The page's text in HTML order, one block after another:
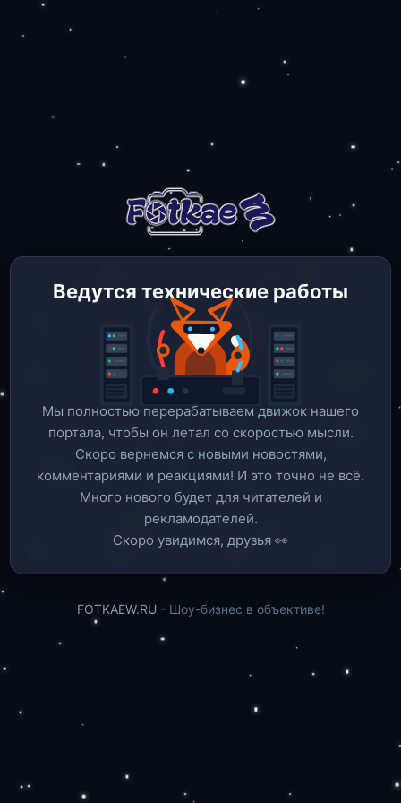
Ведутся технические работы
Мы полностью перерабатываем движок нашего
портала, чтобы он летал со скоростью мысли.
Скоро вернемся c новыми новостями,
комментариями и реакциями! И это точно не всё.
Много нового будет для читателей и
рекламодателей.
Скоро увидимся, друзья 👀
FOTKAEW.RU - Шоу-бизнес в объективе!